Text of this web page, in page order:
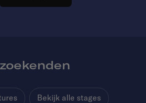
Bekijk alle stages